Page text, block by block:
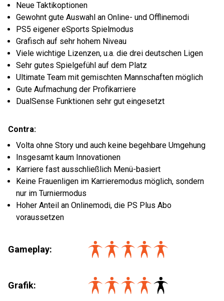
Neue Taktikoptionen
Gewohnt gute Auswahl an Online- und Offlinemodi
PS5 eigener eSports Spielmodus
Grafisch auf sehr hohem Niveau
Viele wichtige Lizenzen, u.a. die drei deutschen Ligen
Sehr gutes Spielgefühl auf dem Platz
Ultimate Team mit gemischten Mannschaften möglich
Gute Aufmachung der Profikarriere
DualSense Funktionen sehr gut eingesetzt
Contra:
Volta ohne Story und auch keine begehbare Umgehung
Insgesamt kaum Innovationen
Karriere fast ausschließlich Menü-basiert
Keine Frauenligen im Karrieremodus möglich, sondern
nur im Turniermodus
Hoher Anteil an Onlinemodi, die PS Plus Abo
voraussetzen
Gameplay:
Grafik: